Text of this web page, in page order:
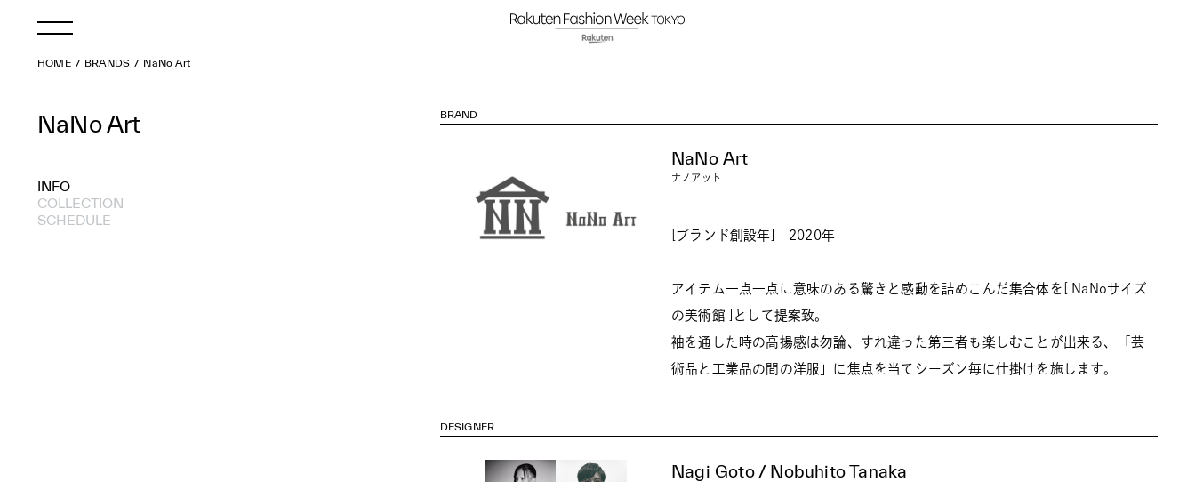
HOME BRANDS NaNo Art
NaNo Art
INFO
COLLECTION
SCHEDULE
BRAND
NaNo Art
ナノアット
[ブランド創設年] 2020年
アイテム一点一点に意味のある驚きと感動を詰めこんだ集合体を[ NaNoサイズ
の美術館 ]として提案致。
袖を通した時の高揚感は勿論、すれ違った第三者も楽しむことが出来る、「芸
術品と工業品の間の洋服」に焦点を当てシーズン毎に仕掛けを施します。
DESIGNER
Nagi Goto / Nobuhito Tanaka